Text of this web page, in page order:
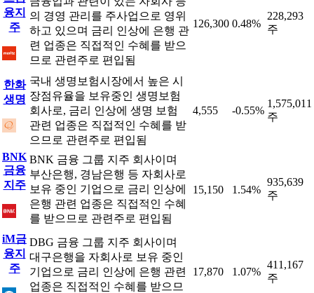
융지
주
의 경영 관리를 주사업으로 영위
하고 있으며 금리 인상에 은행 관
련 업종은 직접적인 수혜를 받으
므로 관련주로 편입됨
126,300 0.48%
228,293
주
한화
생명
국내 생명보험시장에서 높은 시
장점유율을 보유중인 생명보험
회사로, 금리 인상에 생명 보험
관련 업종은 직접적인 수혜를 받
으므로 관련주로 편입됨
4,555 -0.55%
1,575,011
주
BNK
금융
지주
BNK 금융 그룹 지주 회사이며
부산은행, 경남은행 등 자회사로
보유 중인 기업으로 금리 인상에
은행 관련 업종은 직접적인 수혜
를 받으므로 관련주로 편입됨
15,150 1.54%
935,639
주
iM금
융지
주
DBG 금융 그룹 지주 회사이며
대구은행을 자회사로 보유 중인
기업으로 금리 인상에 은행 관련
업종은 직접적인 수혜를 받으므
17,870 1.07%
411,167
주